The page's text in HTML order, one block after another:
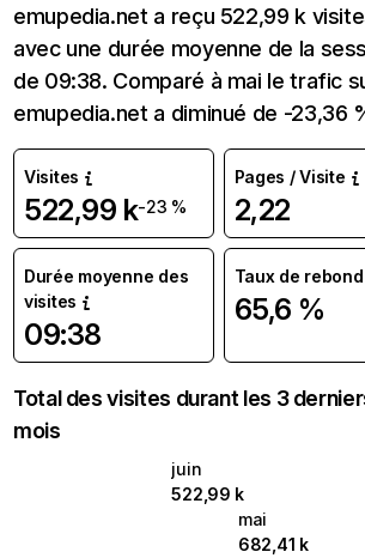
emupedia.net a reçu 522,99 k
avec une durée moyenne de la
de 09:38. Comparé à mai le trafic
emupedia.net a diminué de -23,36
Visites
522,99 k-23 %
Pages / Visite
2,22
Durée moyenne des
visites
09:38
Taux de rebond
65,6 %
Total des visites durant les 3
mois
juin
522,99 k
mai
682,41 k